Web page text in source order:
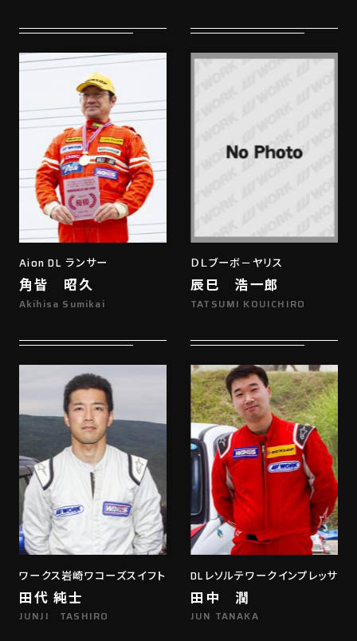
Aion DL ランサー
角皆 昭久
Akihisa Sumikai
ＤＬブーボ－ヤリス
辰巳 浩一郎
TATSUMI KOUICHIRO
ワークス岩崎ワコーズスイフト
田代 純士
JUNJI TASHIRO
DLレソルテワークインプレッサ
田中 潤
JUN TANAKA